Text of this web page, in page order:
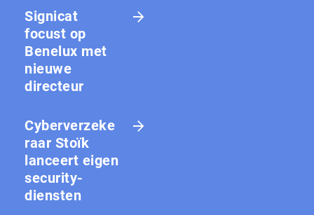
Signicat
focust op
Benelux met
nieuwe
directeur
Cyberverzeke
raar Stoïk
lanceert eigen
security-
diensten